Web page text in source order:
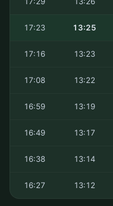
13:25
17:23
13:23
17:16
13:22
17:08
13:19
16:59
13:17
16:49
13:14
16:38
13:12
16:27